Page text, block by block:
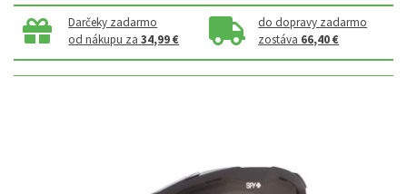
Darčeky zadarmo
od nákupu za34,99 €
do dopravy zadarmo
zostáva 66,40 €